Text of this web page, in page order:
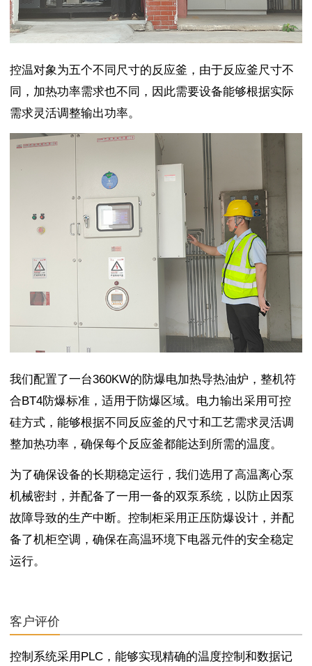
控温对象为五个不同尺寸的反应釜，由于反应釜尺寸不
同，加热功率需求也不同，因此需要设备能够根据实际
需求灵活调整输出功率。
我们配置了一台360KW的防爆电加热导热油炉，整机符
合BT4防爆标准，适用于防爆区域。电力输出采用可控
硅方式，能够根据不同反应釜的尺寸和工艺需求灵活调
整加热功率，确保每个反应釜都能达到所需的温度。
为了确保设备的长期稳定运行，我们选用了高温离心泵
机械密封，并配备了一用一备的双泵系统，以防止因泵
故障导致的生产中断。控制柜采用正压防爆设计，并配
备了机柜空调，确保在高温环境下电器元件的安全稳定
运行。
客户评价
控制系统采用PLC，能够实现精确的温度控制和数据记